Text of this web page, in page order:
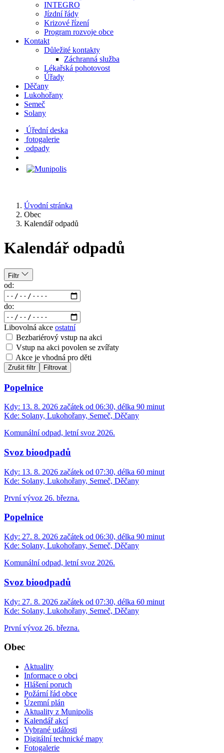
INTEGRO
Jízdní řády
Krizové řízení
Program rozvoje obce
Kontakt
Důležité kontakty
Záchranná služba
Lékařská pohotovost
Úřady
Děčany
Lukohořany
Semeč
Solany
Úřední deska
fotogalerie
odpady
Úvodní stránka
Obec
Kalendář odpadů
Kalendář odpadů
Filtr
od:
do:
Libovolná akce ostatní
Bezbariérový vstup na akci
Vstup na akci povolen se zvířaty
Akce je vhodná pro děti
Zrušit filtr Filtrovat
Popelnice
Kdy: 13. 8. 2026 začátek od 06:30, délka 90 minut
Kde: Solany, Lukohořany, Semeč, Děčany
Komunální odpad, letní svoz 2026.
Svoz bioodpadů
Kdy: 13. 8. 2026 začátek od 07:30, délka 60 minut
Kde: Solany, Lukohořany, Semeč, Děčany
První vývoz 26. března.
Popelnice
Kdy: 27. 8. 2026 začátek od 06:30, délka 90 minut
Kde: Solany, Lukohořany, Semeč, Děčany
Komunální odpad, letní svoz 2026.
Svoz bioodpadů
Kdy: 27. 8. 2026 začátek od 07:30, délka 60 minut
Kde: Solany, Lukohořany, Semeč, Děčany
První vývoz 26. března.
Obec
Aktuality
Informace o obci
Hlášení poruch
Požární řád obce
Územní plán
Aktuality z Munipolis
Kalendář akcí
Vybrané události
Digitální technické mapy
Fotogalerie